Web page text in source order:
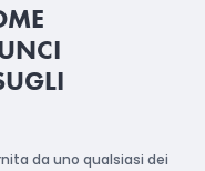
da uno qualsiasi dei